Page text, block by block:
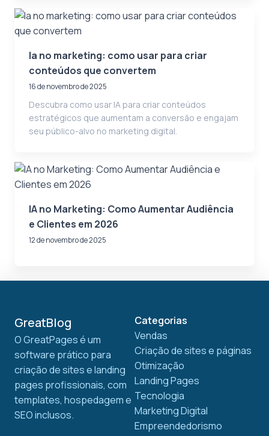
Ia no marketing: como usar para criar
conteúdos que convertem
16 de novembro de 2025
Descubra como usar IA para criar conteúdos
estratégicos que aumentam a conversão e engajam
seu público-alvo no marketing digital.
IA no Marketing: Como Aumentar Audiência
e Clientes em 2026
12 de novembro de 2025
GreatBlog
O GreatPages é um
software prático para
criação de sites e landing
pages profissionais, com
templates, hospedagem e
SEO inclusos.
Categorias
Vendas
Criação de sites e páginas
Otimização
Landing Pages
Tecnologia
Marketing Digital
Empreendedorismo